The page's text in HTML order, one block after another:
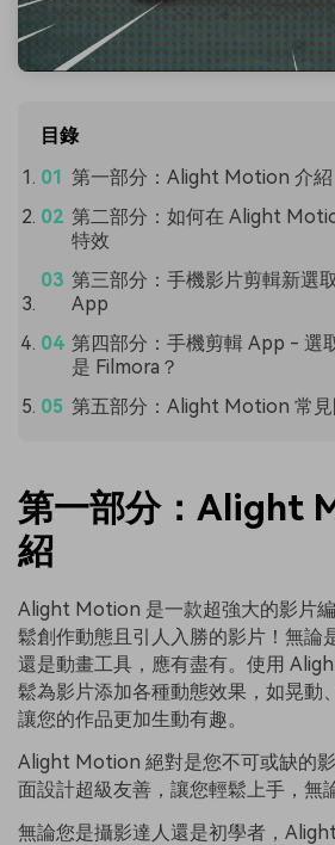
目錄
第一部分：Alight Motion 介紹
第二部分：如何在 Alight
特效
第三部分：手機影片剪輯新選
App
第四部分：手機剪輯 App - 選
是 Filmora？
第五部分：Alight Motion 常
第一部分：Alight
紹
Alight Motion 是一款超強大的影片
鬆創作動態且引人入勝的影片！無論
還是動畫工具，應有盡有。使用
鬆為影片添加各種動態效果，如晃動
讓您的作品更加生動有趣。
Alight Motion 絕對是您不可或缺的
面設計超級友善，讓您輕鬆上手，無
無論您是攝影達人還是初學者，